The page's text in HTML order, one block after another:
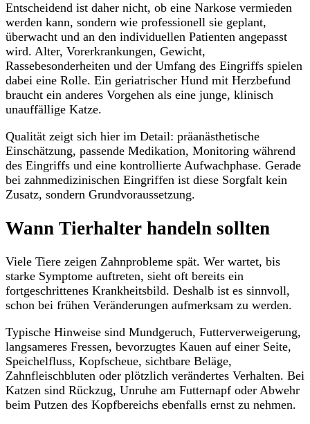
Entscheidend ist daher nicht, ob eine Narkose vermieden
werden kann, sondern wie professionell sie geplant,
überwacht und an den individuellen Patienten angepasst
wird. Alter, Vorerkrankungen, Gewicht,
Rassebesonderheiten und der Umfang des Eingriffs spielen
dabei eine Rolle. Ein geriatrischer Hund mit Herzbefund
braucht ein anderes Vorgehen als eine junge, klinisch
unauffällige Katze.
Qualität zeigt sich hier im Detail: präanästhetische
Einschätzung, passende Medikation, Monitoring während
des Eingriffs und eine kontrollierte Aufwachphase. Gerade
bei zahnmedizinischen Eingriffen ist diese Sorgfalt kein
Zusatz, sondern Grundvoraussetzung.
Wann Tierhalter handeln sollten
Viele Tiere zeigen Zahnprobleme spät. Wer wartet, bis
starke Symptome auftreten, sieht oft bereits ein
fortgeschrittenes Krankheitsbild. Deshalb ist es sinnvoll,
schon bei frühen Veränderungen aufmerksam zu werden.
Typische Hinweise sind Mundgeruch, Futterverweigerung,
langsameres Fressen, bevorzugtes Kauen auf einer Seite,
Speichelfluss, Kopfscheue, sichtbare Beläge,
Zahnfleischbluten oder plötzlich verändertes Verhalten. Bei
Katzen sind Rückzug, Unruhe am Futternapf oder Abwehr
beim Putzen des Kopfbereichs ebenfalls ernst zu nehmen.